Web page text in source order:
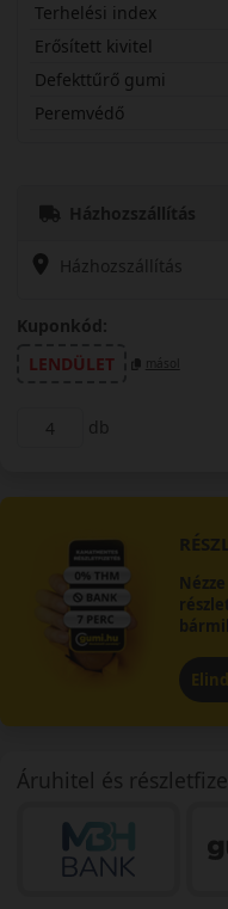
Terhelési index
Erősített kivitel
Defekttűrő gumi
Peremvédő
Házhozszállítás
Házhozszállítás
Kuponkód:
LENDÜLET
másol
db
Áruhitel és